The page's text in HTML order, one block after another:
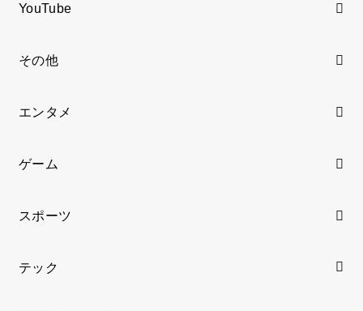
YouTube
その他
エンタメ
ゲーム
スポーツ
テック